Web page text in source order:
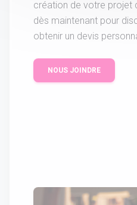
création de votre projet
dès maintenant pour
obtenir un devis
NOUS JOINDRE